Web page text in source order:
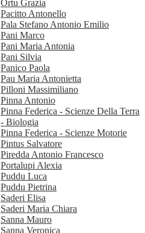
Ortu Grazia
Pacitto Antonello
Pala Stefano Antonio Emilio
Pani Marco
Pani Maria Antonia
Pani Silvia
Panico Paola
Pau Maria Antonietta
Pilloni Massimiliano
Pinna Antonio
Pinna Federica - Scienze Della Terra
- Biologia
Pinna Federica - Scienze Motorie
Pintus Salvatore
Piredda Antonio Francesco
Portalupi Alexia
Puddu Luca
Puddu Pietrina
Saderi Elisa
Saderi Maria Chiara
Sanna Mauro
Sanna Veronica